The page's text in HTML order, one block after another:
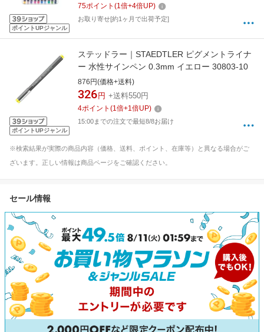
ポイントUPジャンル
75ポイント (1倍+4倍UP)
お取り寄せ[約1ヶ月で出荷予定]
ポイントUPジャンル
ステッドラー｜STAEDTLER ピグメントライナ
ー 水性サインペン 0.3mm イエロー 30803-10
876円(価格+送料)
326 円 +送料550円
4ポイント (1倍+1倍UP)
15:00までの注文で最短8/8お届け
※検索結果が実際の商品内容（価格、送料、ポイント、在庫等）と異なる場合がご
ざいます。正しい情報は商品ページをご確認ください。
セール情報